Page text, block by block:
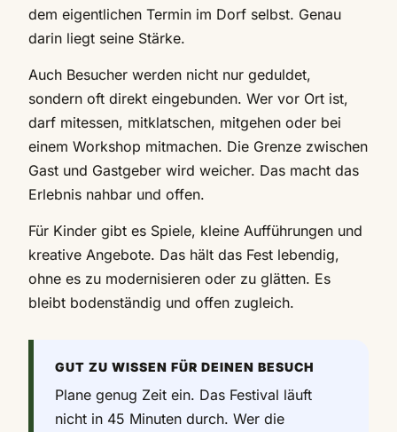
dem eigentlichen Termin im Dorf selbst. Genau
darin liegt seine Stärke.
Auch Besucher werden nicht nur geduldet,
sondern oft direkt eingebunden. Wer vor Ort ist,
darf mitessen, mitklatschen, mitgehen oder bei
einem Workshop mitmachen. Die Grenze zwischen
Gast und Gastgeber wird weicher. Das macht das
Erlebnis nahbar und offen.
Für Kinder gibt es Spiele, kleine Aufführungen und
kreative Angebote. Das hält das Fest lebendig,
ohne es zu modernisieren oder zu glätten. Es
bleibt bodenständig und offen zugleich.
GUT ZU WISSEN FÜR DEINEN BESUCH
Plane genug Zeit ein. Das Festival läuft
nicht in 45 Minuten durch. Wer die